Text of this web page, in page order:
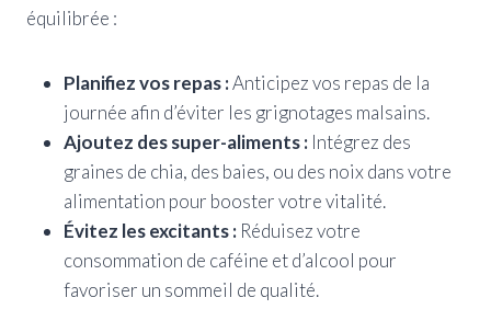
équilibrée :
Planifiez vos repas :Anticipez vos repas de la
journée afin d’éviter les grignotages malsains.
Ajoutez des super-aliments : Intégrez des
graines de chia, des baies, ou des noix dans votre
alimentation pour booster votre vitalité.
Évitez les excitants : Réduisez votre
consommation de caféine et d’alcool pour
favoriser un sommeil de qualité.